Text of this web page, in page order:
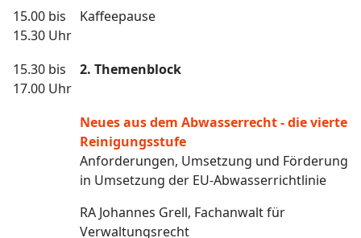
15.00 bis
15.30 Uhr
Kaffeepause
15.30 bis
17.00 Uhr
2. Themenblock
Neues aus dem Abwasserrecht - die vierte
Reinigungsstufe
Anforderungen, Umsetzung und Förderung
in Umsetzung der EU-Abwasserrichtlinie
RA Johannes Grell, Fachanwalt für
Verwaltungsrecht